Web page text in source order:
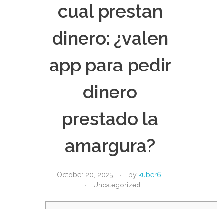
cual prestan
dinero: ¿valen
app para pedir
dinero
prestado la
amargura?
October 20, 2025 by kuber6
Uncategorized